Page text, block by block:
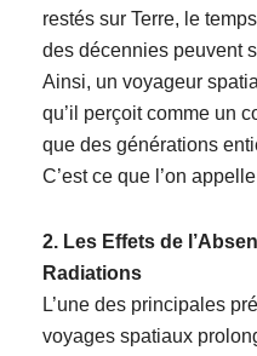
restés sur Terre, le
des décennies peuvent
Ainsi, un voyageur
qu’il perçoit comme un
que des générations
C’est ce que l’on
2. Les Effets de
Radiations
L’une des principales
voyages spatiaux